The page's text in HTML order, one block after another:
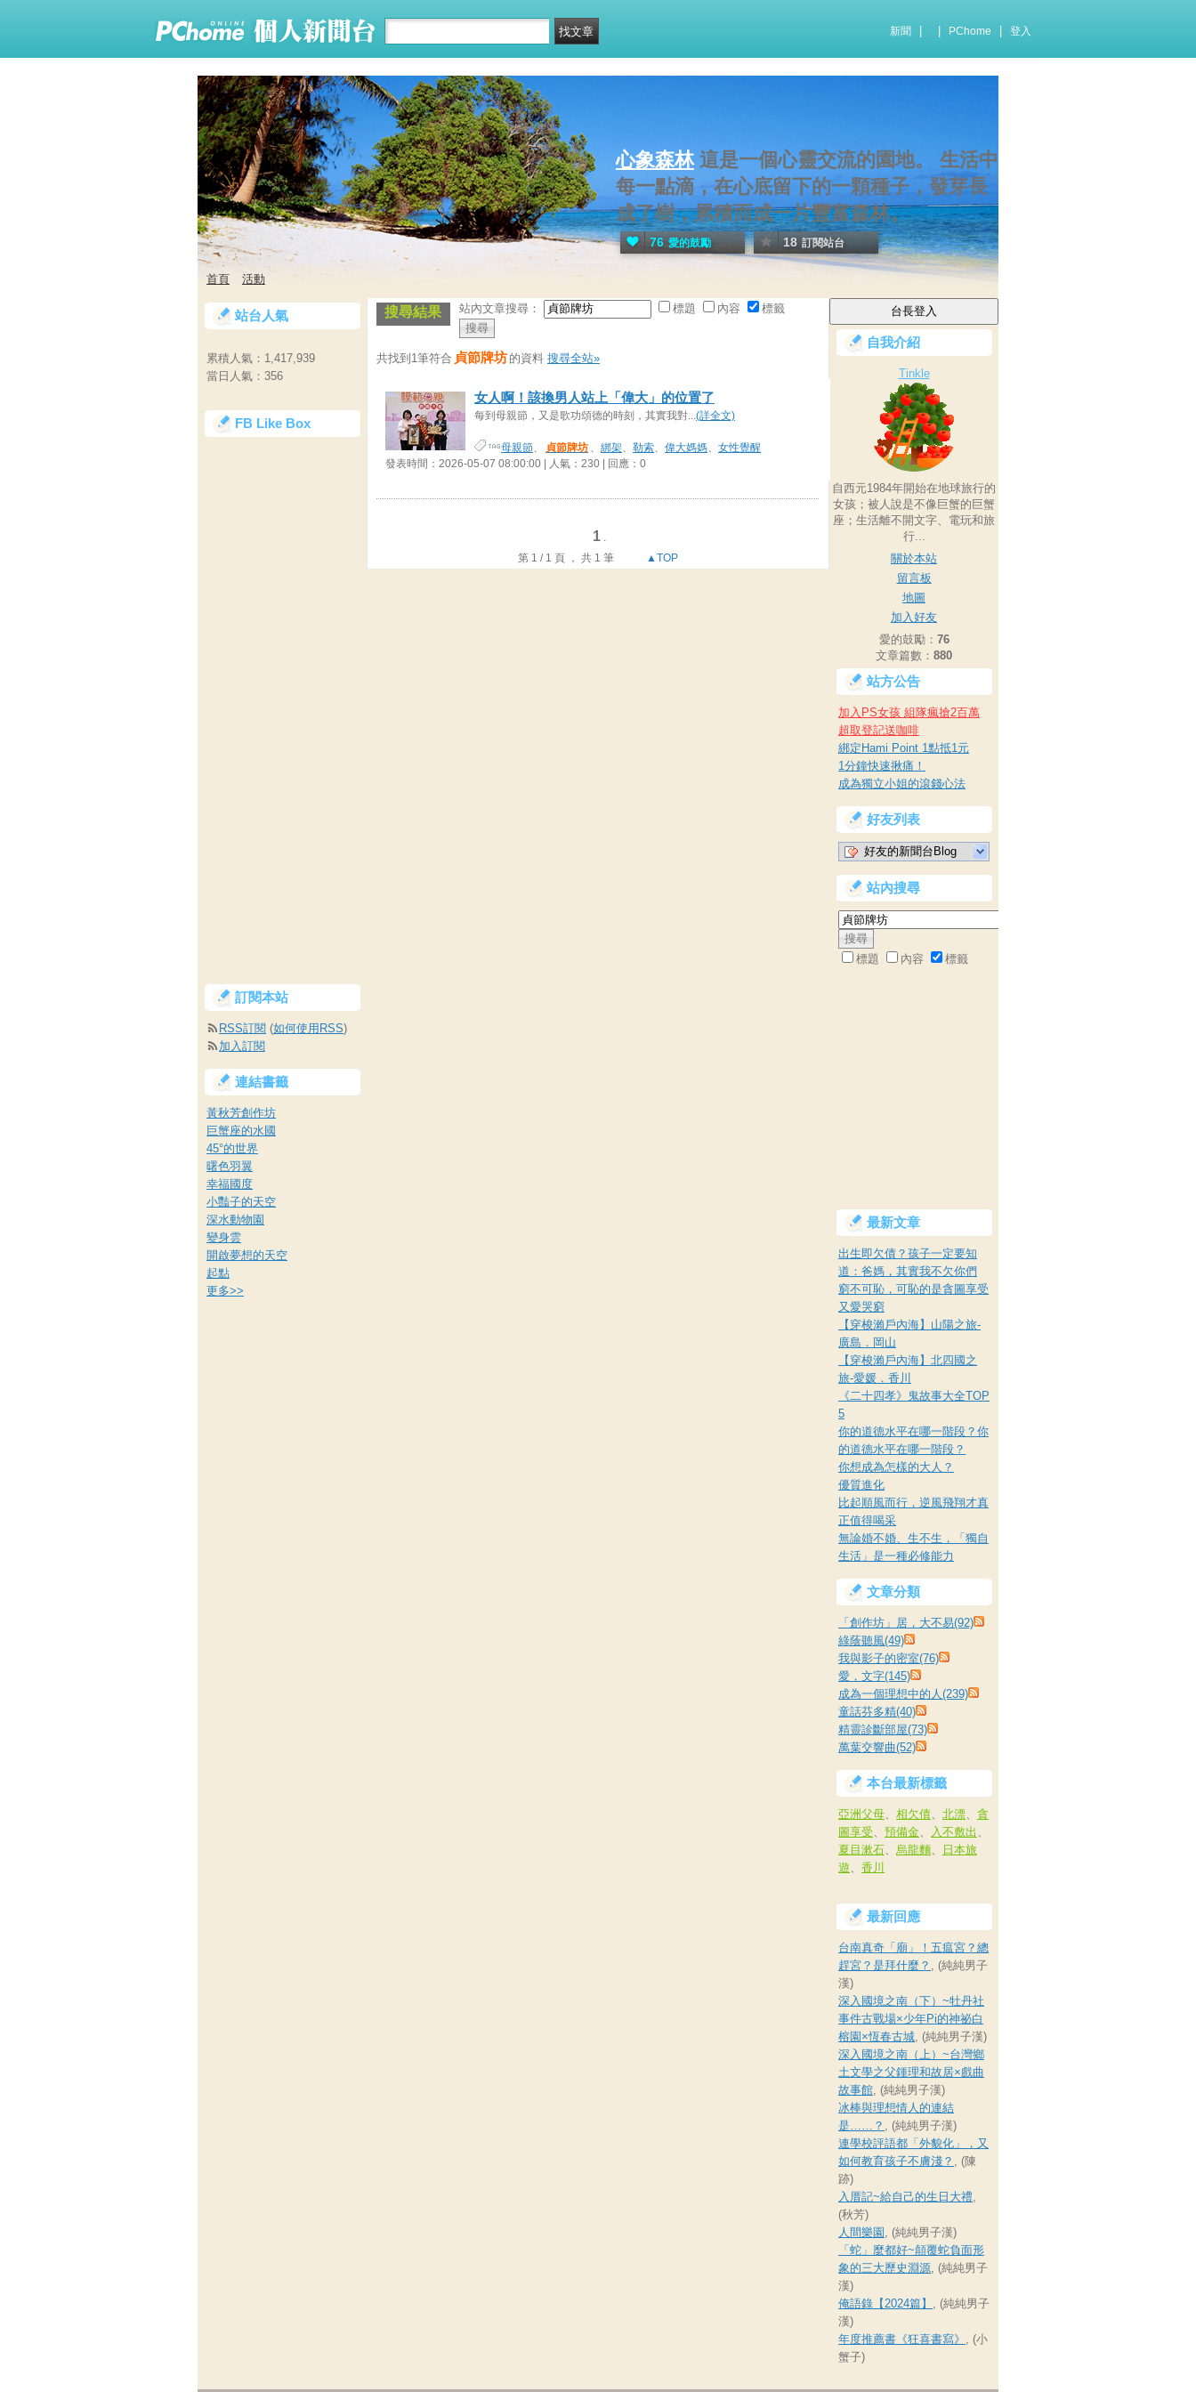
新聞 PChome 登入
心象森林 這是一個心靈交流的園地。 生活中
每一點滴，在心底留下的一顆種子，發芽長
成了樹，累積而成一片豐富森林。
76 愛的鼓勵 18 訂閱站台
首頁 活動
搜尋結果 站內文章搜尋： 標題 內容 標籤
共找到1筆符合 貞節牌坊 的資料 搜尋全站»
女人啊！該換男人站上「偉大」的位置了
每到母親節，又是歌功頌德的時刻，其實我對... (詳全文)
母親節 貞節牌坊 綁架 勒索 偉大媽媽
女性覺醒
發表時間：2026-05-07 08:00:00 | 人氣：230 | 回應：0
1
第 1 / 1 頁 ， 共 1 筆
▲TOP
自我介紹
Tinkle
自西元1984年開始在地球旅行的
女孩；被人說是不像巨蟹的巨蟹
座；生活離不開文字、電玩和旅
行...
關於本站
留言板
地圖
加入好友
愛的鼓勵： 76
文章篇數： 880
站方公告
加入PS女孩 組隊瘋搶2百萬
超取登記送咖啡
綁定Hami Point 1點抵1元
1分鐘快速揪痛！
成為獨立小姐的滾錢心法
好友列表
好友的新聞台Blog
站內搜尋
標題 內容 標籤
最新文章
出生即欠債？孩子一定要知
道：爸媽，其實我不欠你們
窮不可恥，可恥的是貪圖享受
又愛哭窮
【穿梭瀨戶內海】山陽之旅-
廣島．岡山
【穿梭瀨戶內海】北四國之
旅-愛媛．香川
《二十四孝》鬼故事大全TOP
5
你的道德水平在哪一階段？你
的道德水平在哪一階段？
你想成為怎樣的大人？
優質進化
比起順風而行，逆風飛翔才真
正值得喝采
無論婚不婚、生不生，「獨自
生活」是一種必修能力
文章分類
「創作坊」居，大不易(92)
綠蔭聽風(49)
我與影子的密室(76)
愛，文字(145)
成為一個理想中的人(239)
童話芬多精(40)
精靈診斷部屋(73)
萬葉交響曲(52)
本台最新標籤
亞洲父母、 相欠債、 北漂、 貪
圖享受、 預備金、 入不敷出 、
夏目漱石、 烏龍麵、
日本旅
遊、 香川
最新回應
台南真奇「廟」！五瘟宮？總
趕宮？是拜什麼？ , (純純男子
漢)
深入國境之南（下）~牡丹社
事件古戰場×少年Pi的神祕白
榕園×恆春古城, (純純男子漢)
深入國境之南（上）~台灣鄉
土文學之父鍾理和故居×戲曲
故事館, (純純男子漢)
冰棒與理想情人的連結
是……？ , (純純男子漢)
連學校評語都「外貌化」，又
如何教育孩子不膚淺？ , (陳
跡)
入厝記~給自己的生日大禮,
(秋芳)
人間樂園 , (純純男子漢)
「蛇」麼都好~顛覆蛇負面形
象的三大歷史淵源, (純純男子
漢)
俺語錄【2024篇】 , (純純男子
漢)
年度推薦書《狂喜書寫》 , (小
蟹子)
站台人氣
累積人氣： 1,417,939
當日人氣： 356
FB Like Box
訂閱本站
RSS訂閱 (如何使用RSS)
加入訂閱
連結書籤
黃秋芳創作坊
巨蟹座的水國
45°的世界
曙色羽翼
幸福國度
小豔子的天空
深水動物園
變身雲
開啟夢想的天空
起點
更多>>